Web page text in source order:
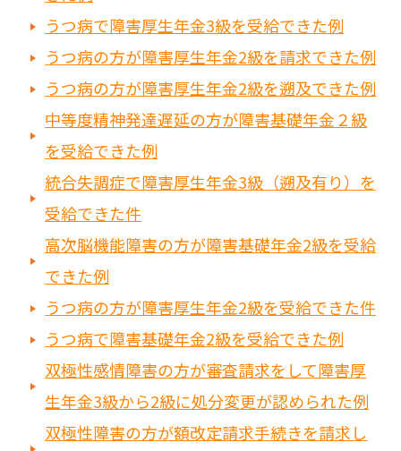
うつ病で障害厚生年金3級を受給できた例
うつ病の方が障害厚生年金2級を請求できた例
うつ病の方が障害厚生年金2級を遡及できた例
中等度精神発達遅延の方が障害基礎年金２級
を受給できた例
統合失調症で障害厚生年金3級（遡及有り）を
受給できた件
高次脳機能障害の方が障害基礎年金2級を受給
できた例
うつ病の方が障害厚生年金2級を受給できた件
うつ病で障害基礎年金2級を受給できた例
双極性感情障害の方が審査請求をして障害厚
生年金3級から2級に処分変更が認められた例
双極性障害の方が額改定請求手続きを請求し